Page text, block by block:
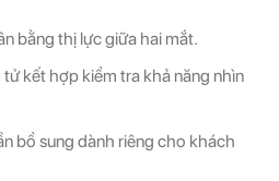
bằng thị lực giữa hai mắt.
kết hợp kiểm tra khả năng nhìn
bổ sung dành riêng cho khách